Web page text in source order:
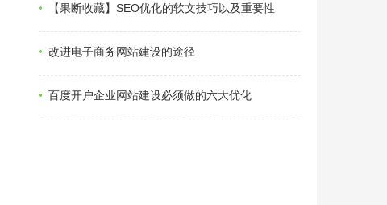
【果断收藏】SEO优化的软文技巧以及重要性
改进电子商务网站建设的途径
百度开户企业网站建设必须做的六大优化